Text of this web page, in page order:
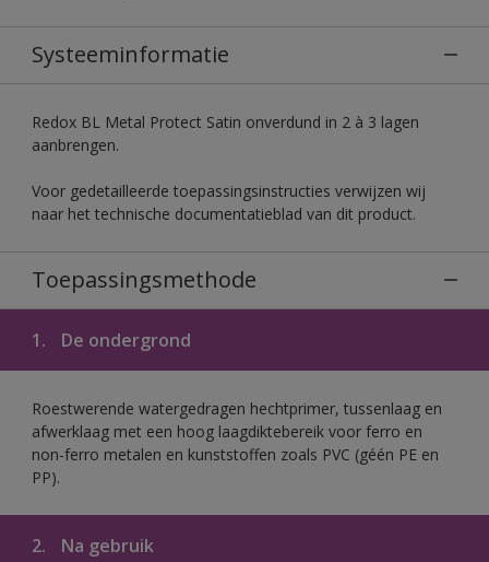
Systeeminformatie
Redox BL Metal Protect Satin onverdund in 2 à 3 lagen
aanbrengen.
Voor gedetailleerde toepassingsinstructies verwijzen wij
naar het technische documentatieblad van dit product.
Toepassingsmethode
1. De ondergrond
Roestwerende watergedragen hechtprimer, tussenlaag en
afwerklaag met een hoog laagdiktebereik voor ferro en
non-ferro metalen en kunststoffen zoals PVC (géén PE en
PP).
2. Na gebruik